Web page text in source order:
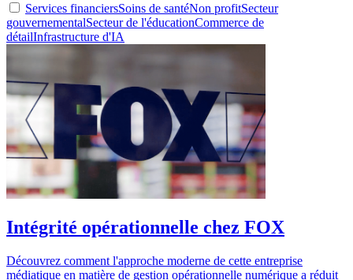
Services financiersSoins de santéNon profitSecteur
gouvernementalSecteur de l'éducationCommerce de
détailInfrastructure d'IA
Intégrité opérationnelle chez FOX
Découvrez comment l'approche moderne de cette entreprise
médiatique en matière de gestion opérationnelle numérique a réduit